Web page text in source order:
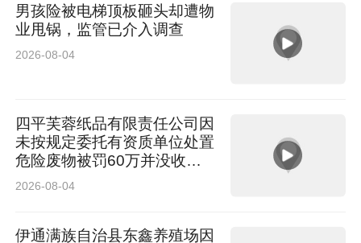
男孩险被电梯顶板砸头却遭物
业甩锅，监管已介入调查
2026-08-04
四平芙蓉纸品有限责任公司因
未按规定委托有资质单位处置
危险废物被罚60万并没收违
法所得2741.43元！
2026-08-04
伊通满族自治县东鑫养殖场因